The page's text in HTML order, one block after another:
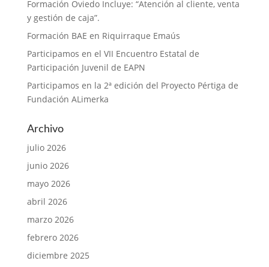
Formación Oviedo Incluye: “Atención al cliente, venta
y gestión de caja”.
Formación BAE en Riquirraque Emaús
Participamos en el VII Encuentro Estatal de
Participación Juvenil de EAPN
Participamos en la 2ª edición del Proyecto Pértiga de
Fundación ALimerka
Archivo
julio 2026
junio 2026
mayo 2026
abril 2026
marzo 2026
febrero 2026
diciembre 2025